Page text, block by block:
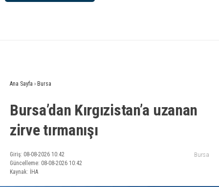
Ana Sayfa › Bursa
Bursa’dan Kırgızistan’a uzanan
zirve tırmanışı
Giriş: 08-08-2026 10:42
Güncelleme: 08-08-2026 10:42
Kaynak: İHA
Bursa